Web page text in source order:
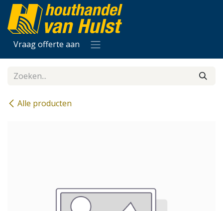
Overslaan naar inhoud
Vraag offerte aan
Alle producten